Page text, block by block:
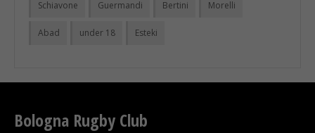
Schiavone Guermandi Bertini Morelli
Abad under 18 Esteki
Bologna Rugby Club